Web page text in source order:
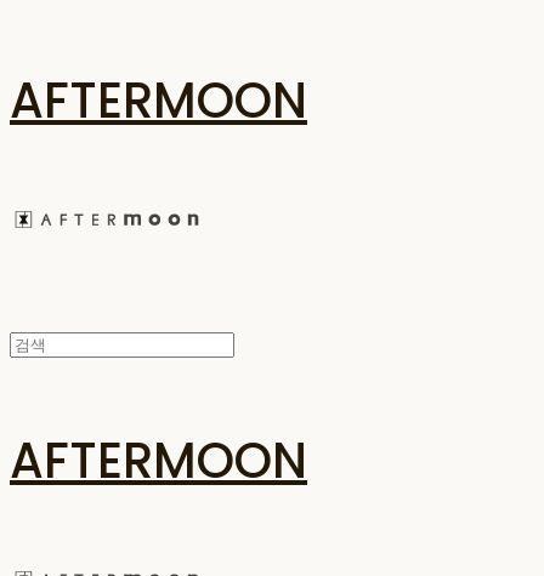
AFTERMOON
AFTERMOON